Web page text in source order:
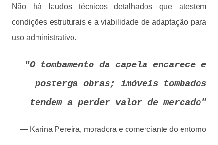
Não há laudos técnicos detalhados que atestem
condições estruturais e a viabilidade de adaptação para
uso administrativo.
"O tombamento da capela encarece e
posterga obras; imóveis tombados
tendem a perder valor de mercado"
— Karina Pereira, moradora e comerciante do entorno